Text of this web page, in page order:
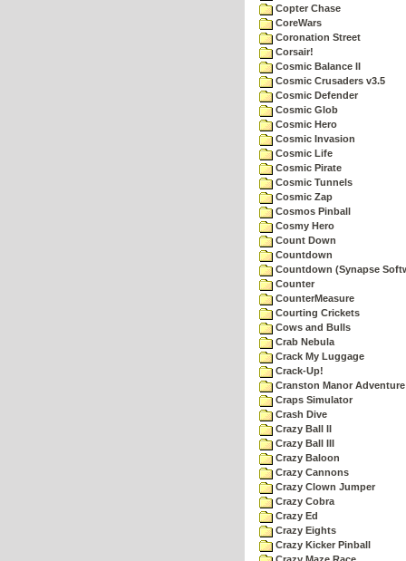
Copter Chase
CoreWars
Coronation Street
Corsair!
Cosmic Balance II
Cosmic Crusaders v3.5
Cosmic Defender
Cosmic Glob
Cosmic Hero
Cosmic Invasion
Cosmic Life
Cosmic Pirate
Cosmic Tunnels
Cosmic Zap
Cosmos Pinball
Cosmy Hero
Count Down
Countdown
Countdown (Synapse
Counter
CounterMeasure
Courting Crickets
Cows and Bulls
Crab Nebula
Crack My Luggage
Crack-Up!
Cranston Manor Adventure
Craps Simulator
Crash Dive
Crazy Ball II
Crazy Ball III
Crazy Baloon
Crazy Cannons
Crazy Clown Jumper
Crazy Cobra
Crazy Ed
Crazy Eights
Crazy Kicker Pinball